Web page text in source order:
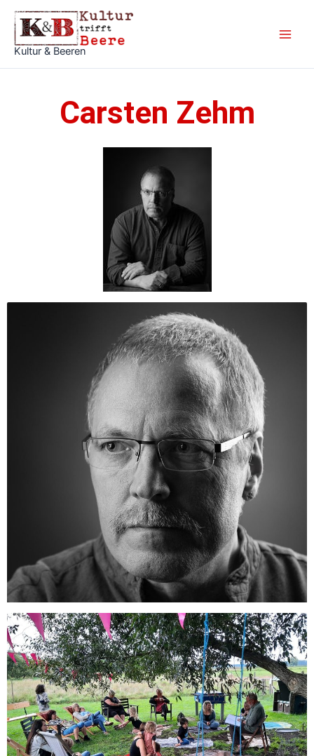
Zum
Inhalt
springen
Kultur & Beeren
Carsten Zehm